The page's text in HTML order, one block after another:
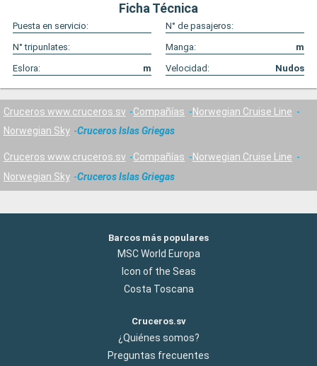
Ficha Técnica
Puesta en servicio:
N° de pasajeros:
N° tripunlates:
Manga:
m
Eslora:
m Velocidad: Nudos
Cruceros www.cruceros.sv Compañías
Norwegian Cruise Line
Norwegian Sky
Cruceros Islas Griegas
Cruceros www.cruceros.sv Compañías
Norwegian Cruise Line
Norwegian Sky
Cruceros Islas Griegas
Barcos más populares
MSC World Europa
Icon of the Seas
Costa Toscana
Cruceros.sv
¿Quiénes somos?
Preguntas frecuentes